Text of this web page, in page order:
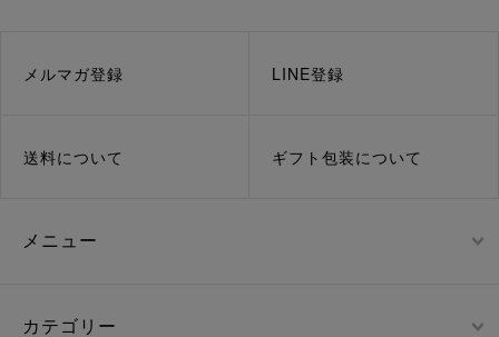
メルマガ登録 LINE登録
送料について ギフト包装について
メニュー
カテゴリー